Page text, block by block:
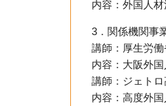
内容：外国人
3．関係機関事
講師：厚生労
内容：大阪外
講師：ジェト
内容：高度外